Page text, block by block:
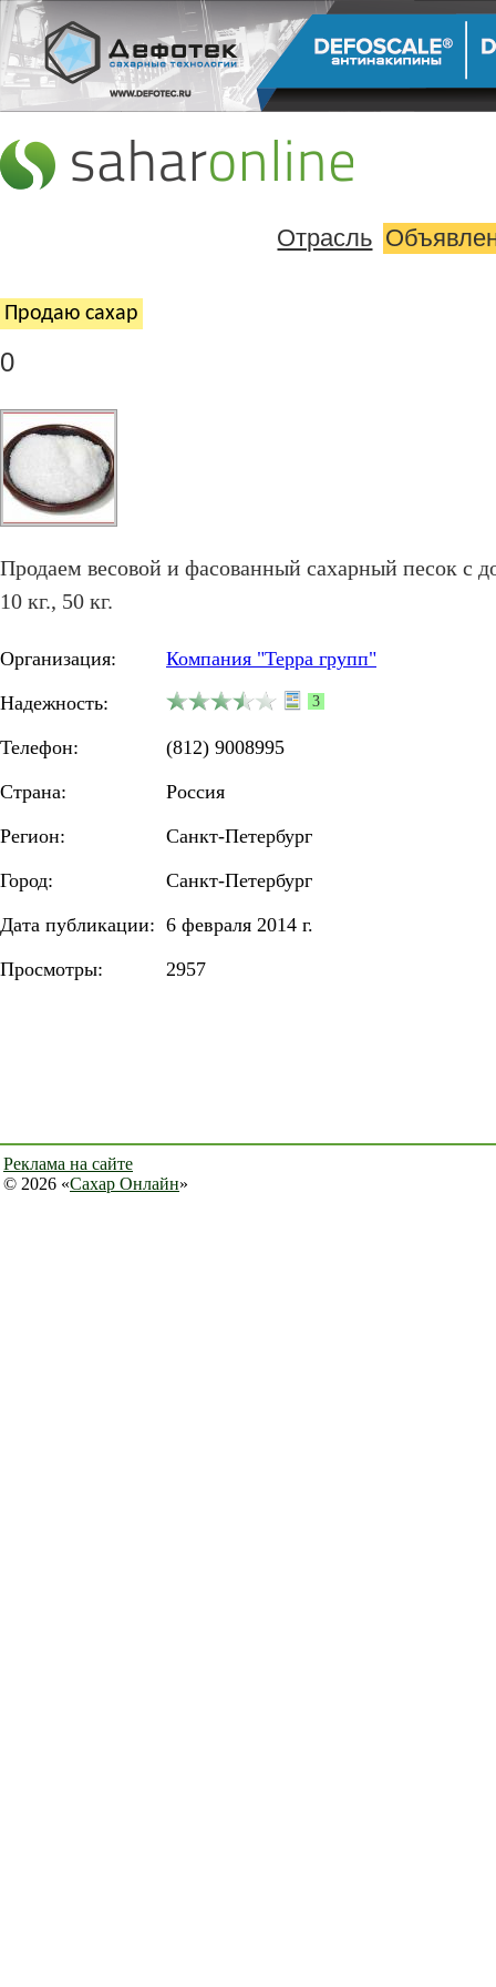
Отрасль
Продаю cахар
0
Продаем весовой и фасованный сахарный песок с
10 кг., 50 кг.
Организация:
Компания "Терра групп"
Надежность:
3
Телефон:
(812) 9008995
Страна:
Россия
Регион:
Санкт-Петербург
Город:
Санкт-Петербург
Дата публикации: 6 февраля 2014 г.
Просмотры:
2957
Реклама на сайте
© 2026 «Сахар Онлайн»